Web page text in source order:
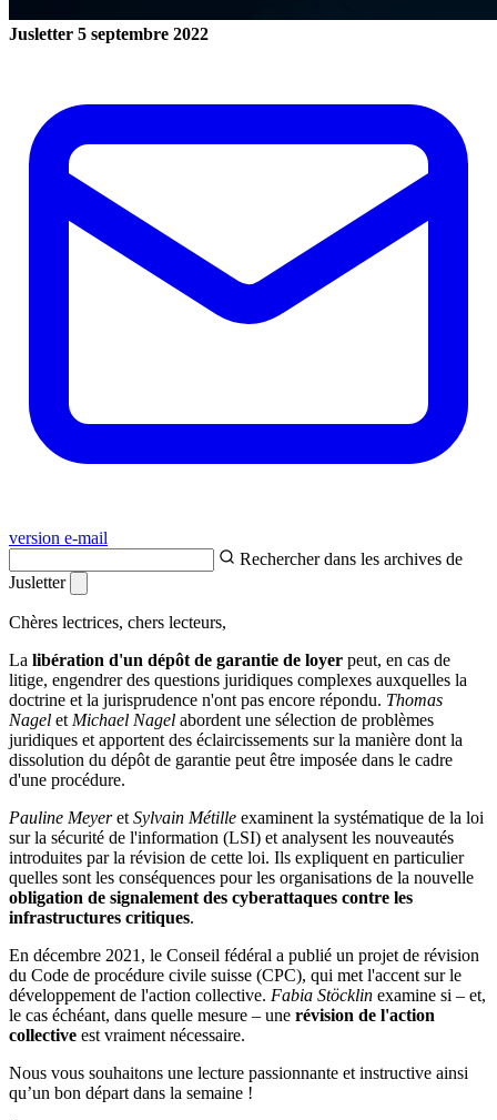
Jusletter 5 septembre 2022
version e-mail
Rechercher dans les archives de
Jusletter
Chères lectrices, chers lecteurs,
La libération d'un dépôt de garantie de loyer peut, en cas de
litige, engendrer des questions juridiques complexes auxquelles la
doctrine et la jurisprudence n'ont pas encore répondu. Thomas
Nagel et Michael Nagel abordent une sélection de problèmes
juridiques et apportent des éclaircissements sur la manière dont la
dissolution du dépôt de garantie peut être imposée dans le cadre
d'une procédure.
Pauline Meyeret Sylvain Métille examinent la systématique de la loi
sur la sécurité de l'information (LSI) et analysent les nouveautés
introduites par la révision de cette loi. Ils expliquent en particulier
quelles sont les conséquences pour les organisations de la nouvelle
obligation de signalement des cyberattaques contre les
infrastructures critiques.
En décembre 2021, le Conseil fédéral a publié un projet de révision
du Code de procédure civile suisse (CPC), qui met l'accent sur le
développement de l'action collective. Fabia Stöcklin examine si – et,
le cas échéant, dans quelle mesure – une révision de l'action
collective est vraiment nécessaire.
Nous vous souhaitons une lecture passionnante et instructive ainsi
qu’un bon départ dans la semaine !